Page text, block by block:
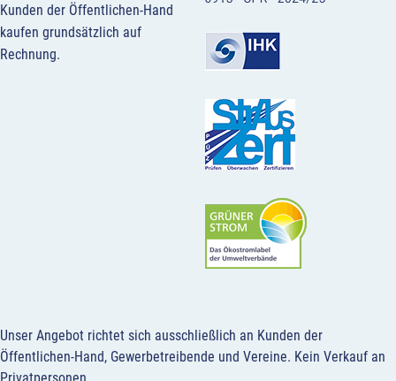
Kunden der Öffentlichen-Hand
kaufen grundsätzlich auf
Rechnung.
Unser Angebot richtet sich ausschließlich an Kunden der
Öffentlichen-Hand, Gewerbetreibende und Vereine. Kein Verkauf an